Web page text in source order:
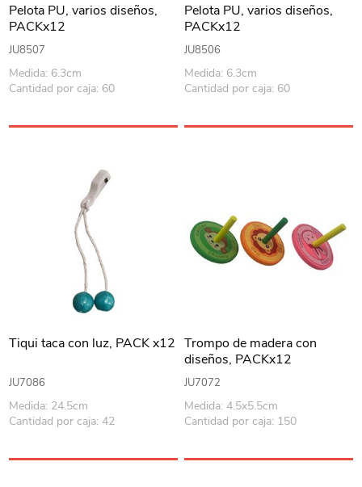
Pelota PU, varios diseños,
PACKx12
JU8507
Medida: 6.3cm
Cantidad por caja: 60
Pelota PU, varios diseños,
PACKx12
JU8506
Medida: 6.3cm
Cantidad por caja: 60
Tiqui taca con luz, PACK x12
JU7086
Medida: 24.5cm
Cantidad por caja: 42
Trompo de madera con
diseños, PACKx12
JU7072
Medida: 4.5x5.5cm
Cantidad por caja: 150